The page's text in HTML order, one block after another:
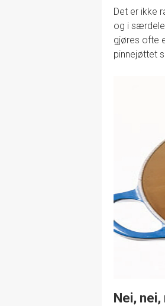
Det er ikke
og i
gjøres ofte
pinnejøttet
Nei, nei,